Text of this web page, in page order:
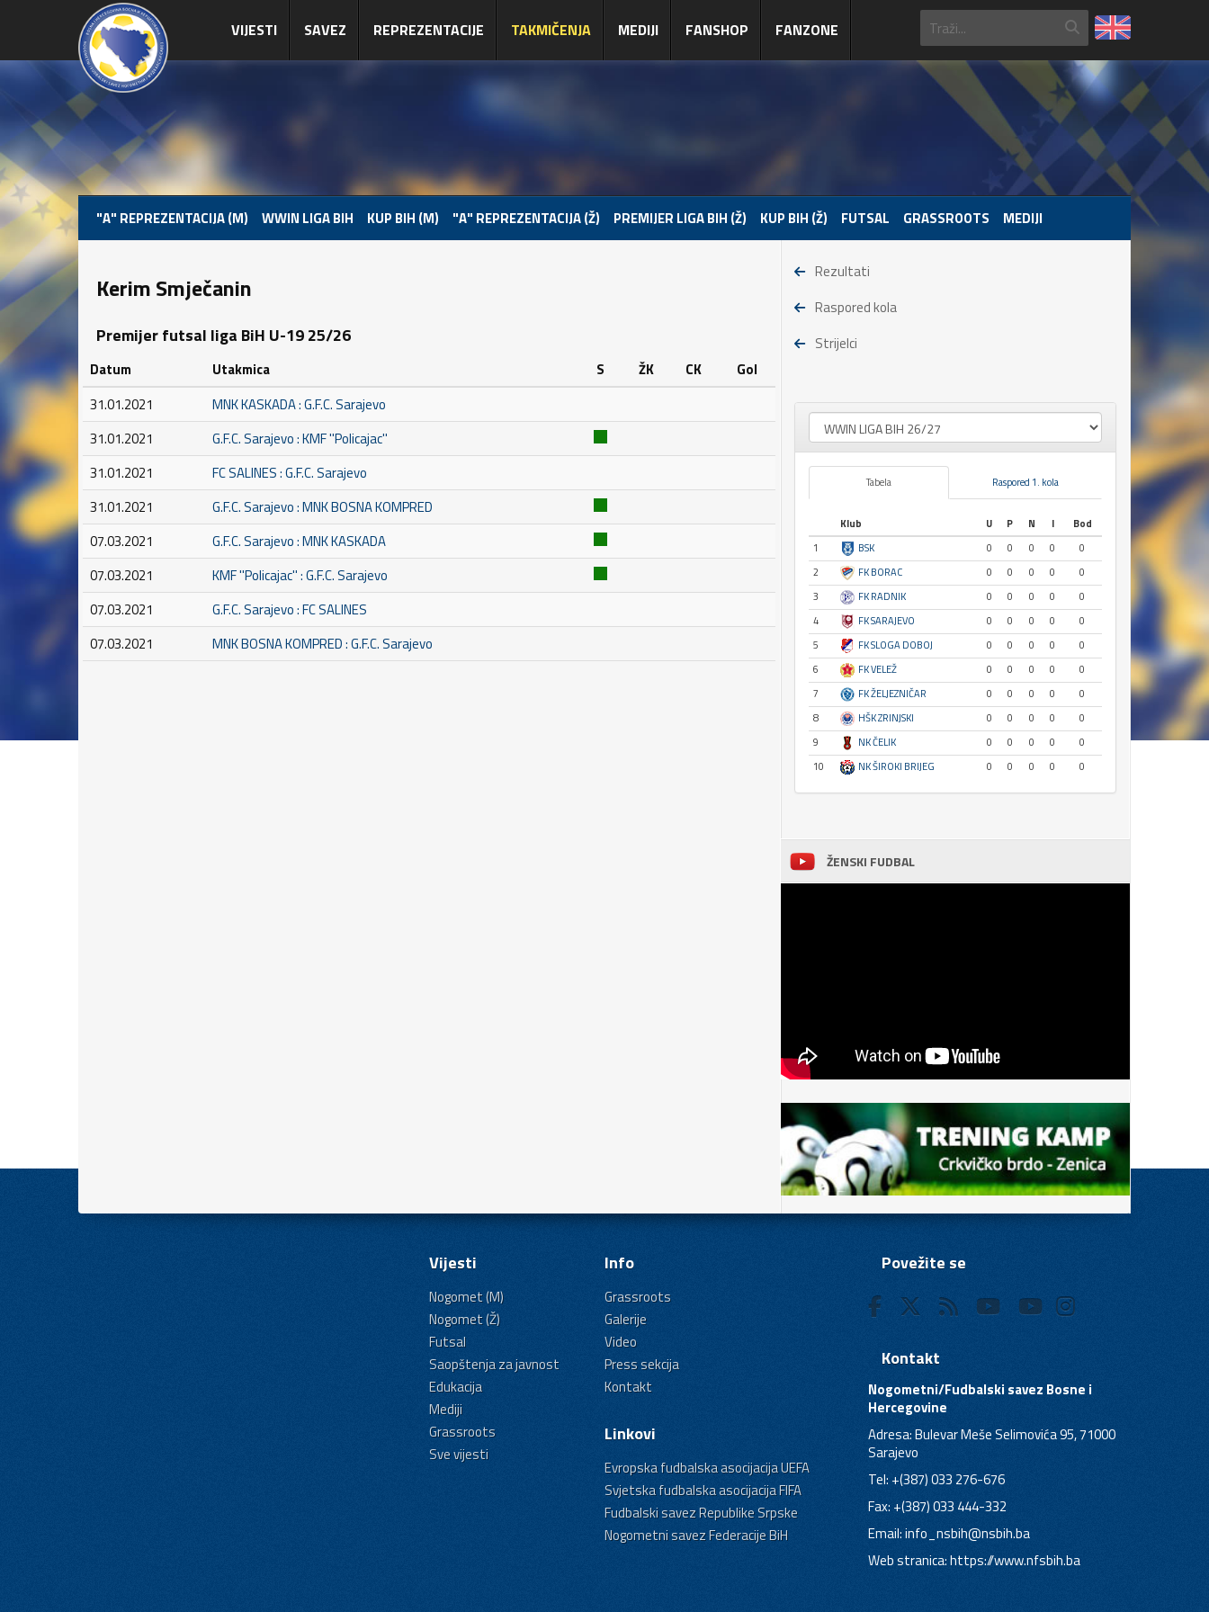
VIJESTI SAVEZ REPREZENTACIJE TAKMIČENJA MEDIJI FANSHOP FANZONE
"A" REPREZENTACIJA (M) WWIN LIGA BIH KUP BIH (M) "A" REPREZENTACIJA (Ž) PREMIJER LIGA BIH (Ž) KUP BIH (Ž) FUTSAL GRASSROOTS MEDIJI
Kerim Smječanin
Premijer futsal liga BiH U-19 25/26
Datum Utakmica S ŽK CK
Gol
31.01.2021
MNK KASKADA : G.F.C. Sarajevo
31.01.2021
G.F.C. Sarajevo : KMF ''Policajac''
31.01.2021
FC SALINES : G.F.C. Sarajevo
31.01.2021
G.F.C. Sarajevo : MNK BOSNA KOMPRED
07.03.2021
G.F.C. Sarajevo : MNK KASKADA
07.03.2021
KMF ''Policajac'' : G.F.C. Sarajevo
07.03.2021
G.F.C. Sarajevo : FC SALINES
07.03.2021
MNK BOSNA KOMPRED : G.F.C. Sarajevo
Rezultati
Raspored kola
Strijelci
Tabela Raspored 1. kola
Klub U P N I
Bod
1
BSK 0 0 0 0
0
2
FK BORAC 0 0 0 0
0
3
FK RADNIK 0 0 0 0
0
4
FK SARAJEVO 0 0 0 0
0
5
FK SLOGA DOBOJ 0 0 0 0
0
6
FK VELEŽ 0 0 0 0
0
7
FK ŽELJEZNIČAR 0 0 0 0
0
8
HŠK ZRINJSKI 0 0 0 0
0
9
NK ČELIK 0 0 0 0
0
10
NK ŠIROKI BRIJEG 0 0 0 0 0
ŽENSKI FUDBAL
Vijesti
Nogomet (M)
Nogomet (Ž)
Futsal
Saopštenja za javnost
Edukacija
Mediji
Grassroots
Sve vijesti
Info
Grassroots
Galerije
Video
Press sekcija
Kontakt
Linkovi
Evropska fudbalska asocijacija UEFA
Svjetska fudbalska asocijacija FIFA
Fudbalski savez Republike Srpske
Nogometni savez Federacije BiH
Povežite se
Kontakt
Nogometni/Fudbalski savez Bosne i
Hercegovine
Adresa: Bulevar Meše Selimovića 95, 71000
Sarajevo
Tel: +(387) 033 276-676
Fax: +(387) 033 444-332
Email:info_nsbih@nsbih.ba
Web stranica: https://www.nfsbih.ba